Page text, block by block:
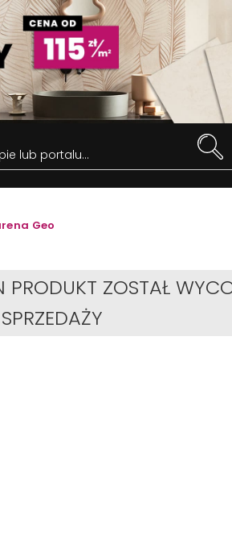
lub portalu...
Geo
PRODUKT ZOSTAŁ
SPRZEDAŻY